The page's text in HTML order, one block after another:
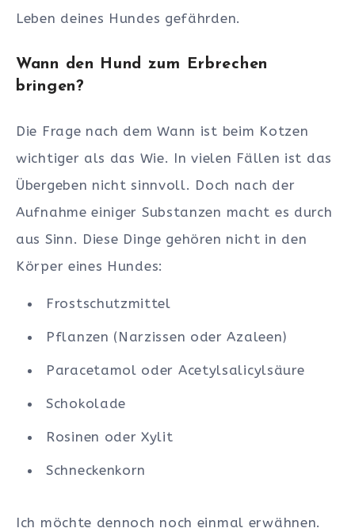
Leben deines Hundes gefährden.
Wann den Hund zum Erbrechen
bringen?
Die Frage nach dem Wann ist beim Kotzen
wichtiger als das Wie. In vielen Fällen ist das
Übergeben nicht sinnvoll. Doch nach der
Aufnahme einiger Substanzen macht es durch
aus Sinn. Diese Dinge gehören nicht in den
Körper eines Hundes:
Frostschutzmittel
Pflanzen (Narzissen oder Azaleen)
Paracetamol oder Acetylsalicylsäure
Schokolade
Rosinen oder Xylit
Schneckenkorn
Ich möchte dennoch noch einmal erwähnen.